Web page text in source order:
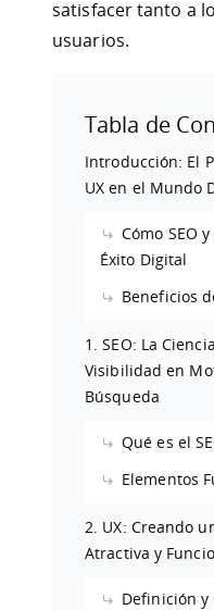
satisfacer tanto a
usuarios.
Tabla de
Introducción: El
UX en el Mundo
Cómo SEO
Éxito Digital
Beneficios
1. SEO: La
Visibilidad en
Búsqueda
Qué es el
Elementos
2. UX: Creando
Atractiva y
Definición y